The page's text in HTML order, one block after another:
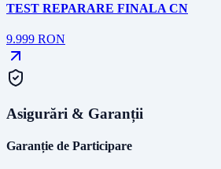
TEST REPARARE FINALA CN
9.999 RON
Asigurări & Garanții
Garanție de Participare